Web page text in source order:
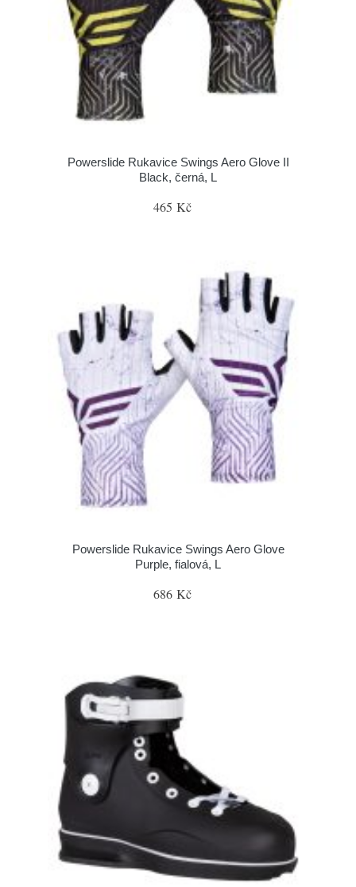
Powerslide Rukavice Swings Aero Glove II
Black, černá, L
465 Kč
Powerslide Rukavice Swings Aero Glove
Purple, fialová, L
686 Kč